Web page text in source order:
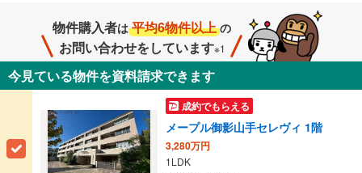
物件購入者は 平均6物件以上 の
お問い合わせをしています※1
今見ている物件を資料請求できます
成約でもらえる
メープル御影山手セレヴィ 1階
3,280万円
1LDK